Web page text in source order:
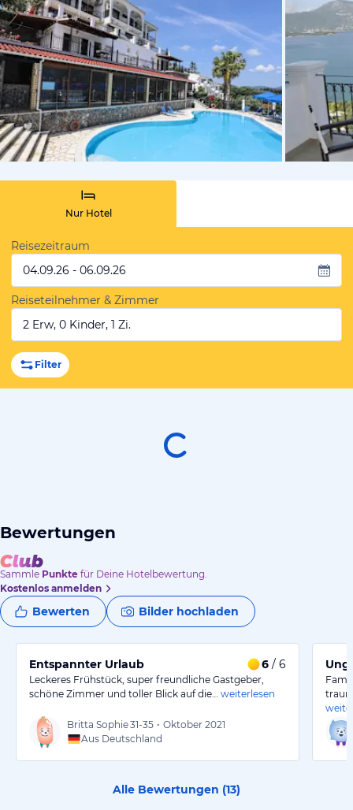
von
Nur Hotel
Reisezeitraum
04.09.26 - 06.09.26
Reiseteilnehmer & Zimmer
2 Erw, 0 Kinder, 1 Zi.
Filter
Bewertungen
Sammle Punkte für Deine Hotelbewertung.
Kostenlos anmelden
Bewerten Bilder hochladen
Entspannter Urlaub 6 / 6
Leckeres Frühstück, super freundliche Gastgeber,
schöne Zimmer und toller Blick auf die…
weiterlesen
Britta Sophie31-35 • Oktober 2021
Aus Deutschland
Alle Bewertungen (13)